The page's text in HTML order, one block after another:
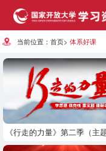
当前位置：首页> 体系好课